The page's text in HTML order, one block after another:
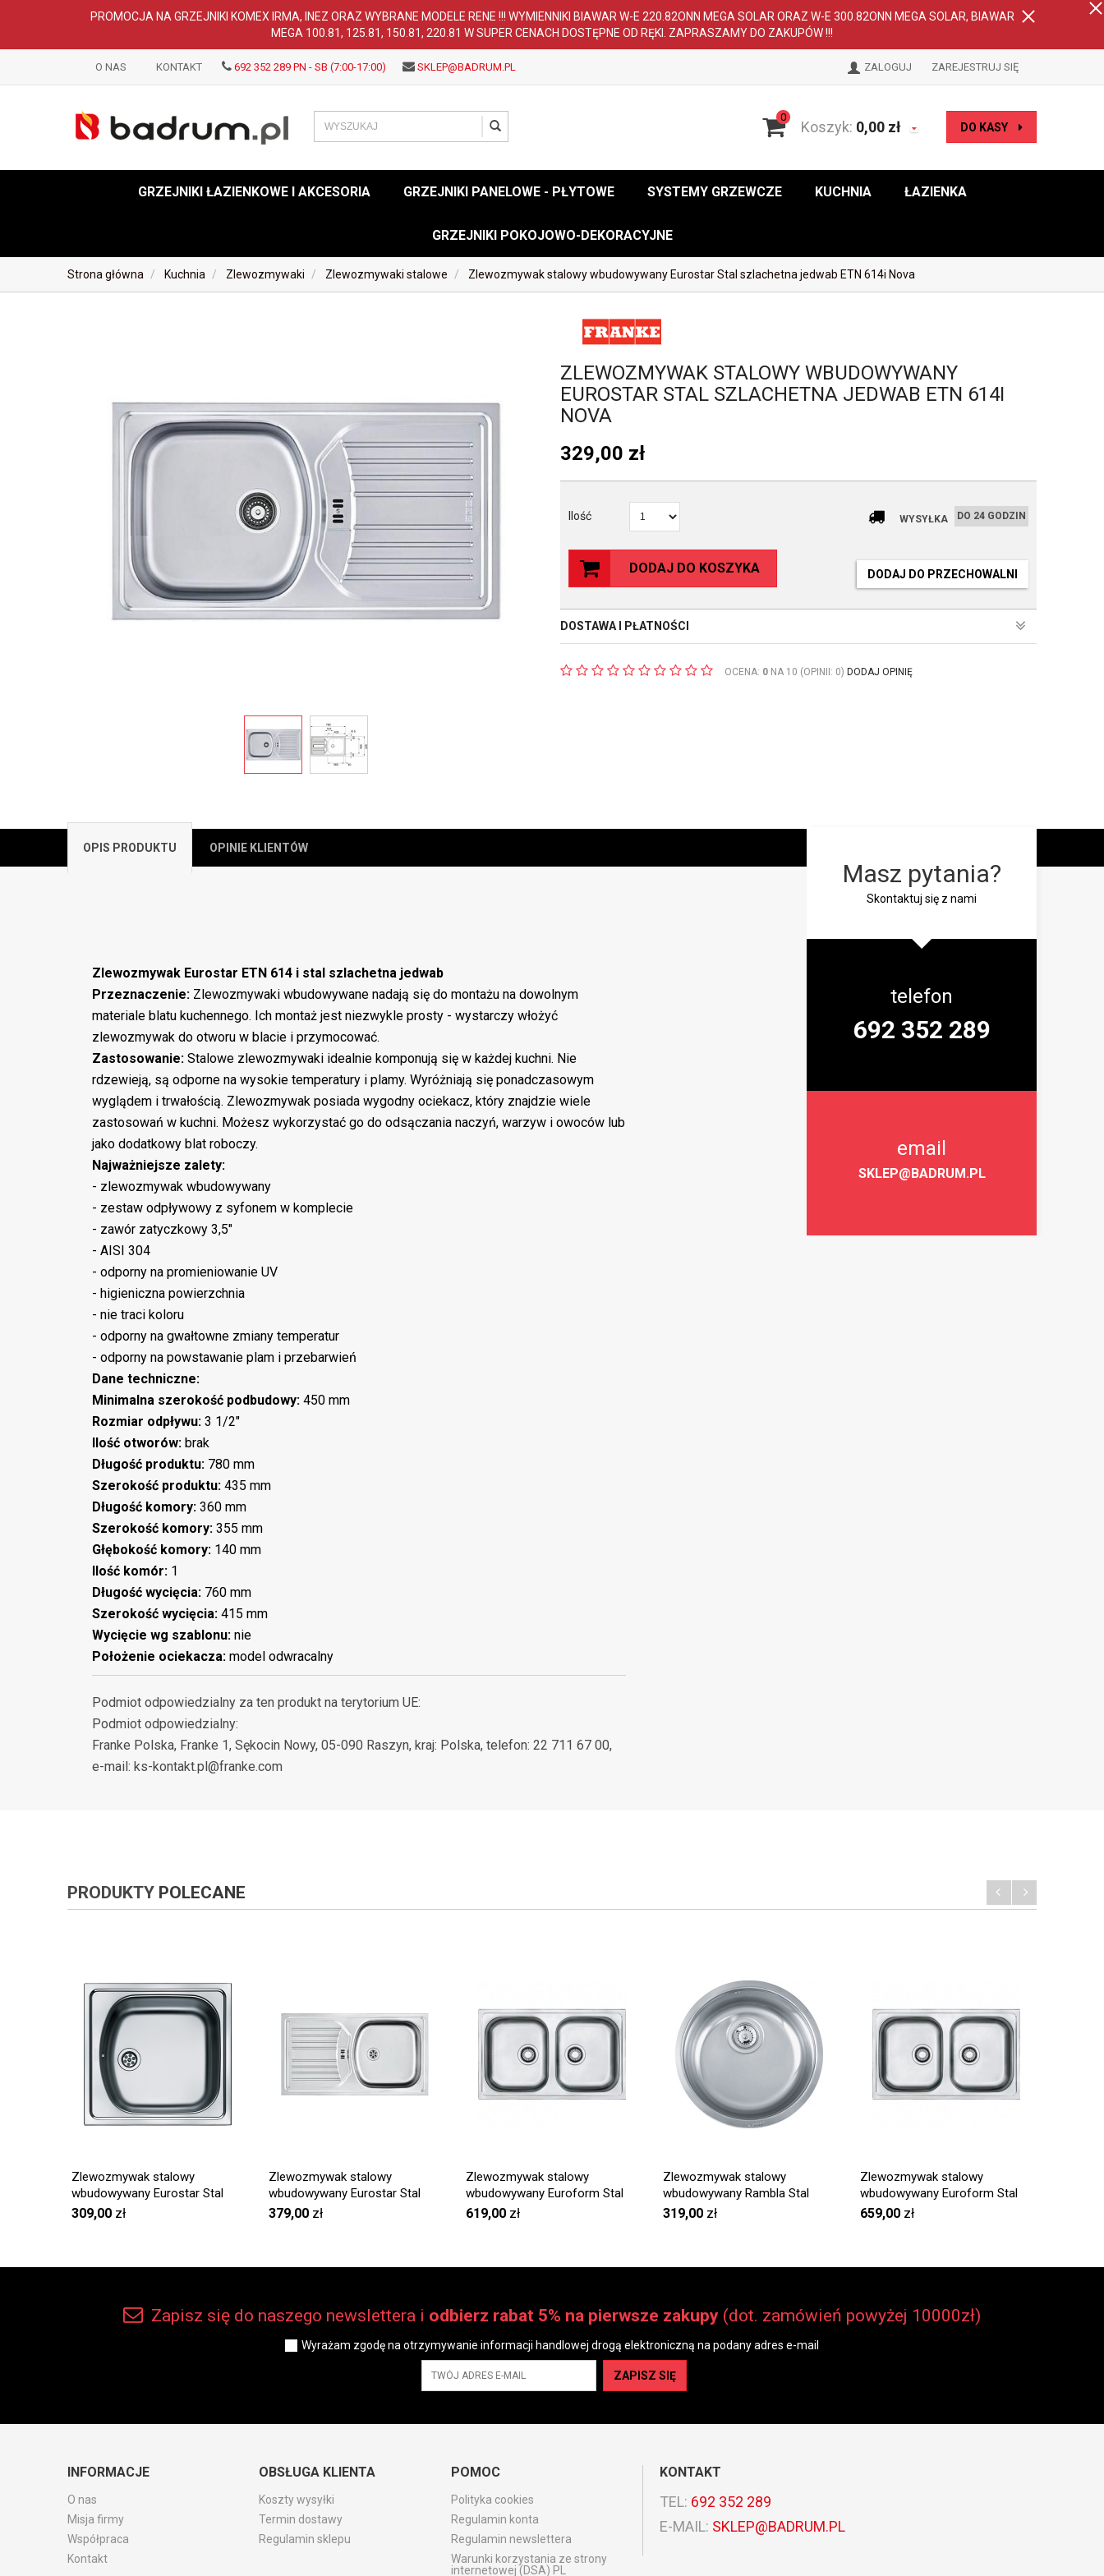
PROMOCJA NA GRZEJNIKI KOMEX IRMA, INEZ ORAZ WYBRANE MODELE RENE !!! WYMIENNIKI BIAWAR W-E 220.82ONN MEGA SOLAR ORAZ W-E 300.82ONN MEGA SOLAR, BIAWAR
MEGA 100.81, 125.81, 150.81, 220.81 W SUPER CENACH DOSTĘPNE OD RĘKI. ZAPRASZAMY DO ZAKUPÓW !!!
O NAS KONTAKT 692 352 289 PN - SB (7:00-17:00) SKLEP@BADRUM.PL ZALOGUJ ZAREJESTRUJ SIĘ
0
Koszyk: 0,00 zł DO KASY
GRZEJNIKI ŁAZIENKOWE I AKCESORIA GRZEJNIKI PANELOWE - PŁYTOWE SYSTEMY GRZEWCZE KUCHNIA ŁAZIENKA
GRZEJNIKI POKOJOWO-DEKORACYJNE
Strona główna Kuchnia Zlewozmywaki Zlewozmywaki stalowe Zlewozmywak stalowy wbudowywany Eurostar Stal szlachetna jedwab ETN 614i Nova
ZLEWOZMYWAK STALOWY WBUDOWYWANY
EUROSTAR STAL SZLACHETNA JEDWAB ETN 614I
NOVA
329,00 zł
Ilość WYSYŁKA DO 24 GODZIN
DODAJ DO KOSZYKA DODAJ DO PRZECHOWALNI
DOSTAWA I PŁATNOŚCI
OCENA: 0 NA 10 (OPINII: 0) DODAJ OPINIĘ
OPIS PRODUKTU OPINIE KLIENTÓW
Zlewozmywak Eurostar ETN 614 i stal szlachetna jedwab
Przeznaczenie: Zlewozmywaki wbudowywane nadają się do montażu na dowolnym
materiale blatu kuchennego. Ich montaż jest niezwykle prosty - wystarczy włożyć
zlewozmywak do otworu w blacie i przymocować.
Zastosowanie: Stalowe zlewozmywaki idealnie komponują się w każdej kuchni. Nie
rdzewieją, są odporne na wysokie temperatury i plamy. Wyróżniają się ponadczasowym
wyglądem i trwałością. Zlewozmywak posiada wygodny ociekacz, który znajdzie wiele
zastosowań w kuchni. Możesz wykorzystać go do odsączania naczyń, warzyw i owoców lub
jako dodatkowy blat roboczy.
Najważniejsze zalety:
- zlewozmywak wbudowywany
- zestaw odpływowy z syfonem w komplecie
- zawór zatyczkowy 3,5"
- AISI 304
- odporny na promieniowanie UV
- higieniczna powierzchnia
- nie traci koloru
- odporny na gwałtowne zmiany temperatur
- odporny na powstawanie plam i przebarwień
Dane techniczne:
Minimalna szerokość podbudowy: 450 mm
Rozmiar odpływu: 3 1/2"
Ilość otworów: brak
Długość produktu: 780 mm
Szerokość produktu: 435 mm
Długość komory: 360 mm
Szerokość komory: 355 mm
Głębokość komory: 140 mm
Ilość komór: 1
Długość wycięcia: 760 mm
Szerokość wycięcia: 415 mm
Wycięcie wg szablonu: nie
Położenie ociekacza: model odwracalny
Podmiot odpowiedzialny za ten produkt na terytorium UE:
Podmiot odpowiedzialny:
Franke Polska, Franke 1, Sękocin Nowy, 05-090 Raszyn, kraj: Polska, telefon: 22 711 67 00,
e-mail: ks-kontakt.pl@franke.com
Masz pytania?
Skontaktuj się z nami
telefon
692 352 289
email
SKLEP@BADRUM.PL
PRODUKTY POLECANE
Zlewozmywak stalowy
wbudowywany Eurostar Stal
szlachetna len ETL 610 i
309,00 zł
Zlewozmywak stalowy
wbudowywany Eurostar Stal
szlachetna len ETL 614 Nova
379,00 zł
Zlewozmywak stalowy
wbudowywany Euroform Stal
szlachetna jedwab EFN 620-78
619,00 zł
Zlewozmywak stalowy
wbudowywany Rambla Stal
szlachetna jedwab RAN 610-38
319,00 zł
Zlewozmywak stalowy
wbudowywany Euroform Stal
szlachetna len EFL 620-78
659,00 zł
Zapisz się do naszego newslettera i odbierz rabat 5% na pierwsze zakupy (dot. zamówień powyżej 10000zł)
Wyrażam zgodę na otrzymywanie informacji handlowej drogą elektroniczną na podany adres e-mail
ZAPISZ SIĘ
INFORMACJE
O nas
Misja firmy
Współpraca
Kontakt
OBSŁUGA KLIENTA
Koszty wysyłki
Termin dostawy
Regulamin sklepu
POMOC
Polityka cookies
Regulamin konta
Regulamin newslettera
Warunki korzystania ze strony
internetowej (DSA) PL
KONTAKT
TEL: 692 352 289
E-MAIL: SKLEP@BADRUM.PL